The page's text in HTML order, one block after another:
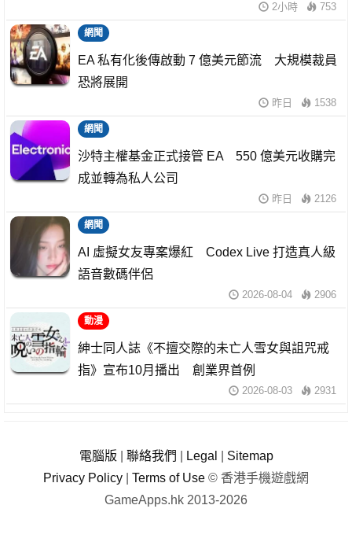
2小時 753
網聞
EA 私有化後傳啟動 7 億美元節流 大規模裁員
恐將展開
昨日 1538
網聞
沙特主權基金正式接管 EA 550 億美元收購完
成並轉為私人公司
昨日 2126
網聞
AI 虛擬女友專案爆紅 Codex Live 打造真人級
語音數碼伴侶
2026-08-04 2906
動漫
紳士同人誌《不擅交際的未亡人雪女與詛咒戒
指》宣布10月播出 創業界首例
2026-08-03 2931
電腦版 聯絡我們 Legal
Sitemap
Privacy Policy
Terms of Use © 香港手機遊戲網
GameApps.hk 2013-2026